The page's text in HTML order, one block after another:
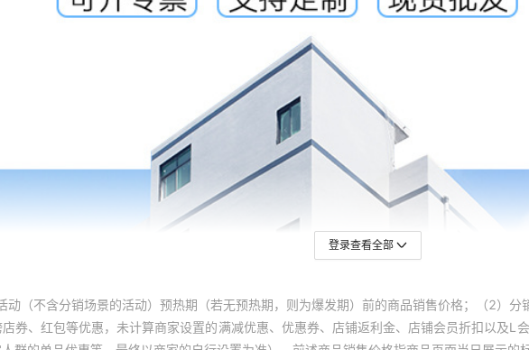
登录查看全部
动（不含分销场景的活动）预热期（若无预热期，则为爆发期）前的商品销售价格；（2）
券、红包等优惠，未计算商家设置的满减优惠、优惠券、店铺返利金、店铺会员折扣以及